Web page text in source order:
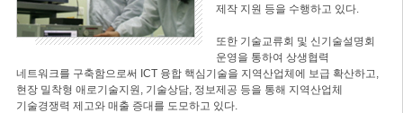
제작 지원 등을 수행하고 있다.
또한 기술교류회 및 신기술설명회
운영을 통하여 상생협력
네트워크를 구축함으로써 ICT 융합 핵심기술을 지역산업체에 보급 확산하고,
현장 밀착형 애로기술지원, 기술상담, 정보제공 등을 통해 지역산업체
기술경쟁력 제고와 매출 증대를 도모하고 있다.